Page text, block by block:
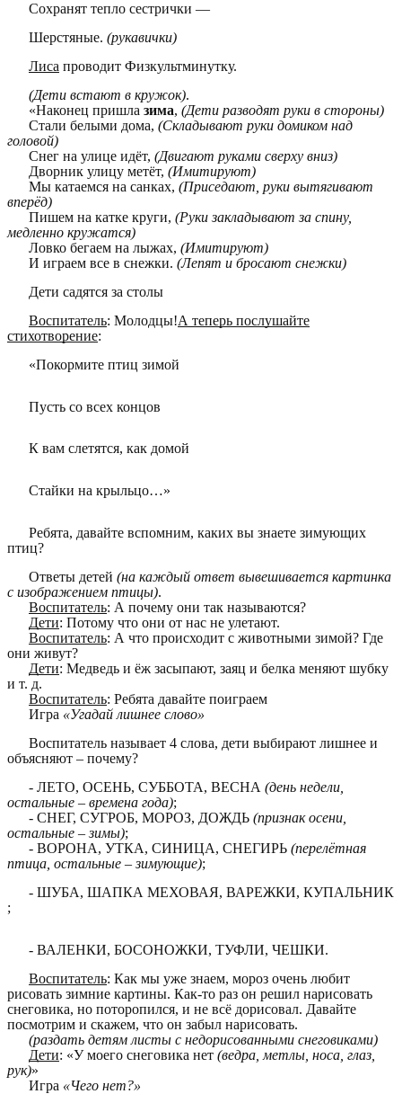
Сохранят тепло сестрички —
Шерстяные. (рукавички)
Лиса проводит Физкультминутку.
(Дети встают в кружок).
«Наконец пришла зима, (Дети разводят руки в стороны)
Стали белыми дома, (Складывают руки домиком над
головой)
Снег на улице идёт, (Двигают руками сверху вниз)
Дворник улицу метёт, (Имитируют)
Мы катаемся на санках, (Приседают, руки вытягивают
вперёд)
Пишем на катке круги, (Руки закладывают за спину,
медленно кружатся)
Ловко бегаем на лыжах, (Имитируют)
И играем все в снежки. (Лепят и бросают снежки)
Дети садятся за столы
Воспитатель: Молодцы!А теперь послушайте
стихотворение:
«Покормите птиц зимой
Пусть со всех концов
К вам слетятся, как домой
Стайки на крыльцо…»
Ребята, давайте вспомним, каких вы знаете зимующих
птиц?
Ответы детей (на каждый ответ вывешивается картинка
с изображением птицы).
Воспитатель: А почему они так называются?
Дети: Потому что они от нас не улетают.
Воспитатель: А что происходит с животными зимой? Где
они живут?
Дети: Медведь и ёж засыпают, заяц и белка меняют шубку
и т. д.
Воспитатель: Ребята давайте поиграем
Игра «Угадай лишнее слово»
Воспитатель называет 4 слова, дети выбирают лишнее и
объясняют – почему?
- ЛЕТО, ОСЕНЬ, СУББОТА, ВЕСНА (день недели,
остальные – времена года);
- СНЕГ, СУГРОБ, МОРОЗ, ДОЖДЬ (признак осени,
остальные – зимы);
- ВОРОНА, УТКА, СИНИЦА, СНЕГИРЬ (перелётная
птица, остальные – зимующие);
- ШУБА, ШАПКА МЕХОВАЯ, ВАРЕЖКИ, КУПАЛЬНИК
;
- ВАЛЕНКИ, БОСОНОЖКИ, ТУФЛИ, ЧЕШКИ.
Воспитатель: Как мы уже знаем, мороз очень любит
рисовать зимние картины. Как-то раз он решил нарисовать
снеговика, но поторопился, и не всё дорисовал. Давайте
посмотрим и скажем, что он забыл нарисовать.
(раздать детям листы с недорисованными снеговиками)
Дети: «У моего снеговика нет (ведра, метлы, носа, глаз,
рук)»
Игра «Чего нет?»